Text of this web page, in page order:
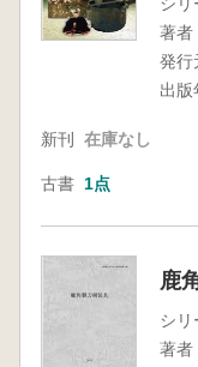
シリ
著者
発行
出版
新刊 在庫なし
古書 1点
鹿
シリ
著者